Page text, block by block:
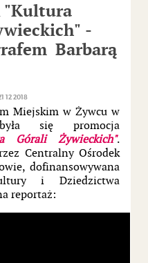
"Kultura
-
Barbarą
12 2018
Miejskim w Żywcu w
się promocja
Górali Żywieckich".
Centralny Ośrodek
dofinansowywana
i Dziedzictwa
reportaż: